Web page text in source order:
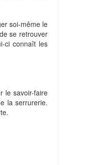
soi-même le
se retrouver
ci connaît les
le savoir-faire
la serrurerie.